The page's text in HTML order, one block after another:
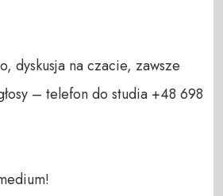
dyskusja na czacie, zawsze
– telefon do studia +48 698